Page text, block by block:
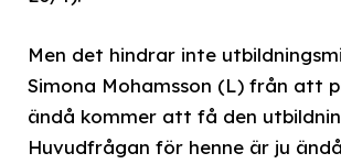
Men det hindrar inte
Simona Mohamsson (L) från att
ändå kommer att få den
Huvudfrågan för henne är ju